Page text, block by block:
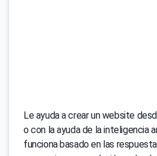
Le ayuda a crear un website
o con la ayuda de la inteligencia
funciona basado en las